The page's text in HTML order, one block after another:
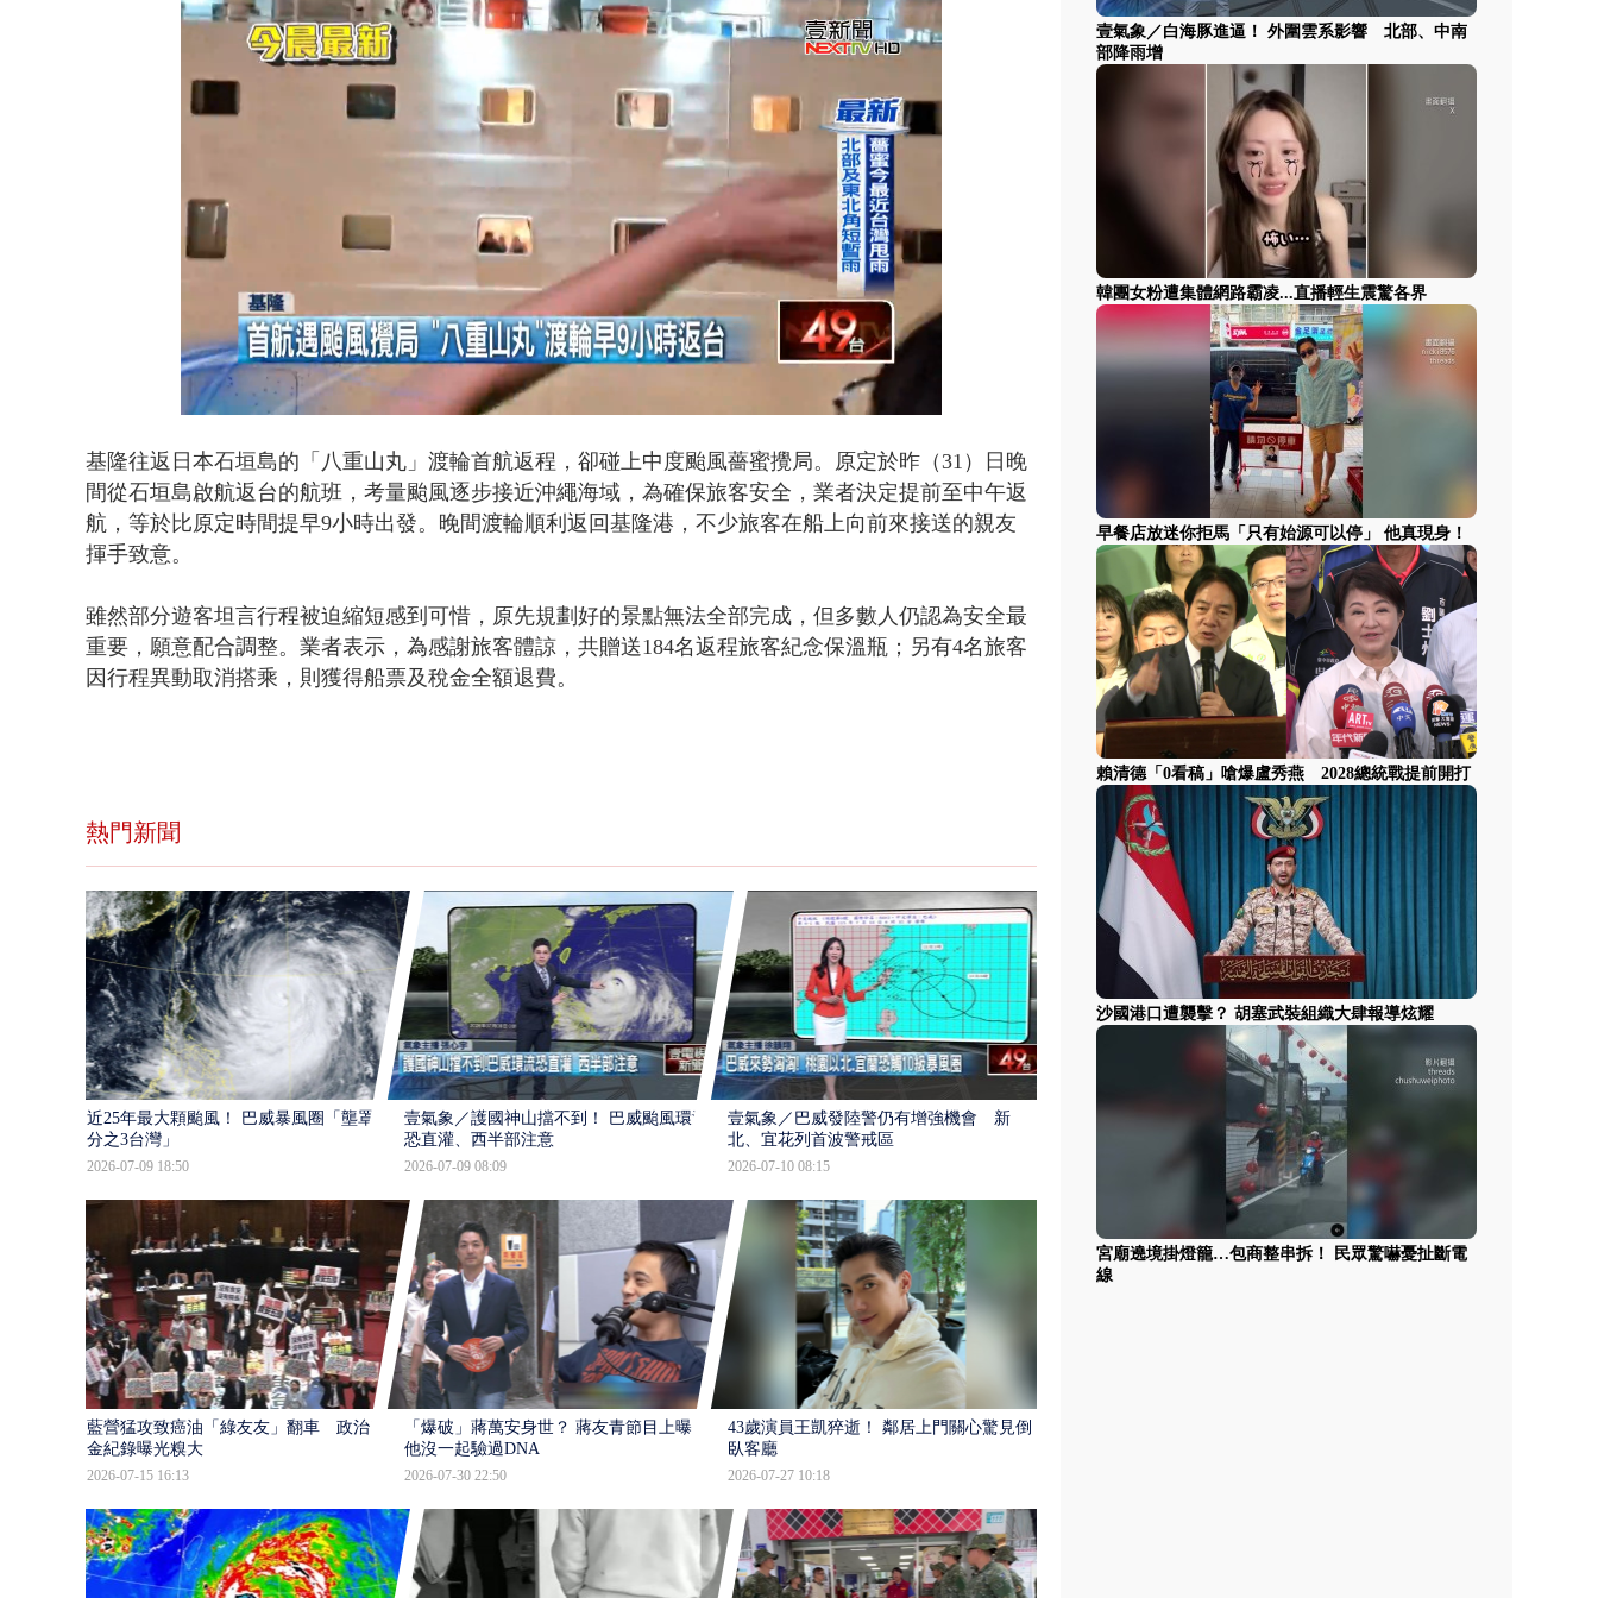
貨車鬼切釀禍 砂石車為閃避悚撞4車釀3傷
Unmute Loaded:
58.71%
基隆往返日本石垣島的「八重山丸」渡輪首航返程，卻碰上中度颱風薔蜜攪局。原定於昨（31）日晚
間從石垣島啟航返台的航班，考量颱風逐步接近沖繩海域，為確保旅客安全，業者決定提前至中午返
航，等於比原定時間提早9小時出發。晚間渡輪順利返回基隆港，不少旅客在船上向前來接送的親友
揮手致意。
雖然部分遊客坦言行程被迫縮短感到可惜，原先規劃好的景點無法全部完成，但多數人仍認為安全最
重要，願意配合調整。業者表示，為感謝旅客體諒，共贈送184名返程旅客紀念保溫瓶；另有4名旅客
因行程異動取消搭乘，則獲得船票及稅金全額退費。
熱門新聞
近25年最大顆颱風！ 巴威暴風圈「壟罩4
分之3台灣」
2026-07-09 18:50
壹氣象／護國神山擋不到！ 巴威颱風環流
恐直灌、西半部注意
2026-07-09 08:09
壹氣象／巴威發陸警仍有增強機會 新
北、宜花列首波警戒區
2026-07-10 08:15
藍營猛攻致癌油「綠友友」翻車 政治獻
金紀錄曝光糗大
2026-07-15 16:13
「爆破」蔣萬安身世？ 蔣友青節目上曝：
他沒一起驗過DNA
2026-07-30 22:50
43歲演員王凱猝逝！ 鄰居上門關心驚見倒
臥客廳
2026-07-27 10:18
壹氣象／白海豚進逼！ 外圍雲系影響 北部、中南
部降雨增
韓團女粉遭集體網路霸凌...直播輕生震驚各界
早餐店放迷你拒馬「只有始源可以停」 他真現身！
賴清德「0看稿」嗆爆盧秀燕 2028總統戰提前開打
沙國港口遭襲擊？ 胡塞武裝組織大肆報導炫耀
宮廟遶境掛燈籠…包商整串拆！ 民眾驚嚇憂扯斷電
線